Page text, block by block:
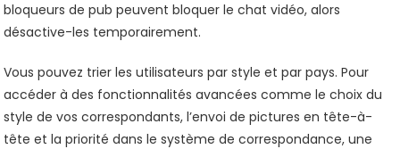
bloqueurs de pub peuvent bloquer le chat vidéo, alors
désactive-les temporairement.
Vous pouvez trier les utilisateurs par style et par pays. Pour
accéder à des fonctionnalités avancées comme le choix du
style de vos correspondants, l’envoi de pictures en tête-à-
tête et la priorité dans le système de correspondance, une